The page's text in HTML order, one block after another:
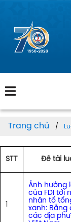
Trang chủ
STT Đề tài
1
Ảnh hưởng
của FDI tới
nhân tố
xanh: Bằng
các địa